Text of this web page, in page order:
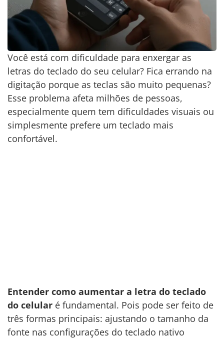
Você está com dificuldade para enxergar as
letras do teclado do seu celular? Fica errando na
digitação porque as teclas são muito pequenas?
Esse problema afeta milhões de pessoas,
especialmente quem tem dificuldades visuais ou
simplesmente prefere um teclado mais
confortável.
Entender como aumentar a letra do teclado
do celular é fundamental. Pois pode ser feito de
três formas principais: ajustando o tamanho da
fonte nas configurações do teclado nativo